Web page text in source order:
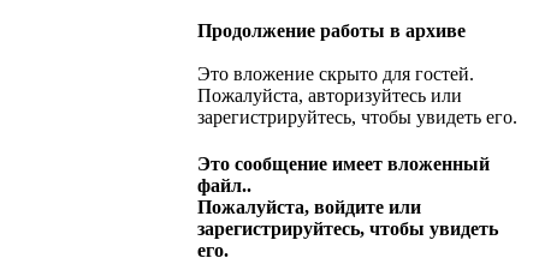
Продолжение работы в архиве
Это вложение скрыто для гостей.
Пожалуйста, авторизуйтесь или
зарегистрируйтесь, чтобы увидеть его.
Это сообщение имеет вложенный
файл..
Пожалуйста, войдите или
зарегистрируйтесь, чтобы увидеть
его.